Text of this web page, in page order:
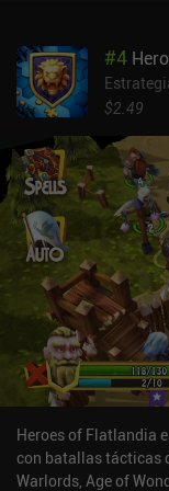
#4
$2.49
Heroes of Flatlandia
con batallas tácticas
Warlords, Age of